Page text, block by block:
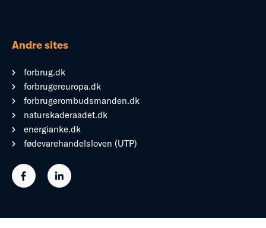
Andre sites
forbrug.dk
forbrugereuropa.dk
forbrugerombudsmanden.dk
naturskaderaadet.dk
energianke.dk
fødevarehandelsloven (UTP)